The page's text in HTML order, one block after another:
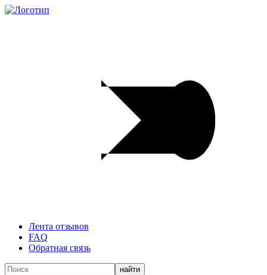
Лента отзывов
FAQ
Обратная связь